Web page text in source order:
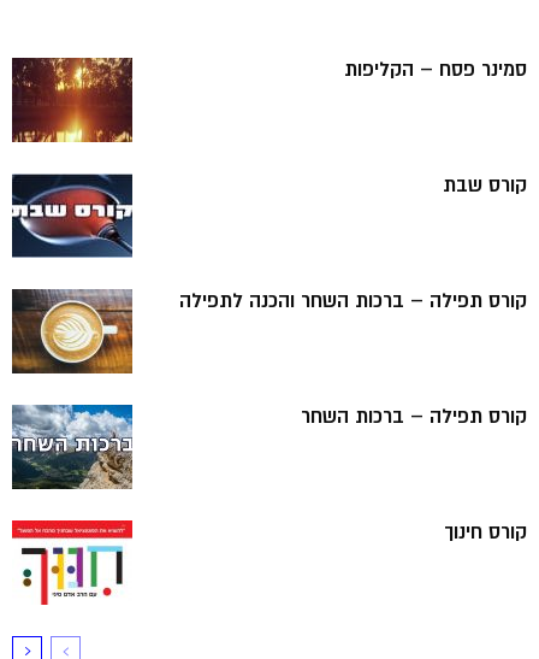
סמינר פסח – הקליפות
קורס שבת
קורס תפילה – ברכות השחר והכנה לתפילה
קורס תפילה – ברכות השחר
קורס חינוך